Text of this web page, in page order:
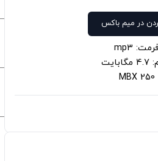
در میم باکس
فرمت: mp3
250 MBX